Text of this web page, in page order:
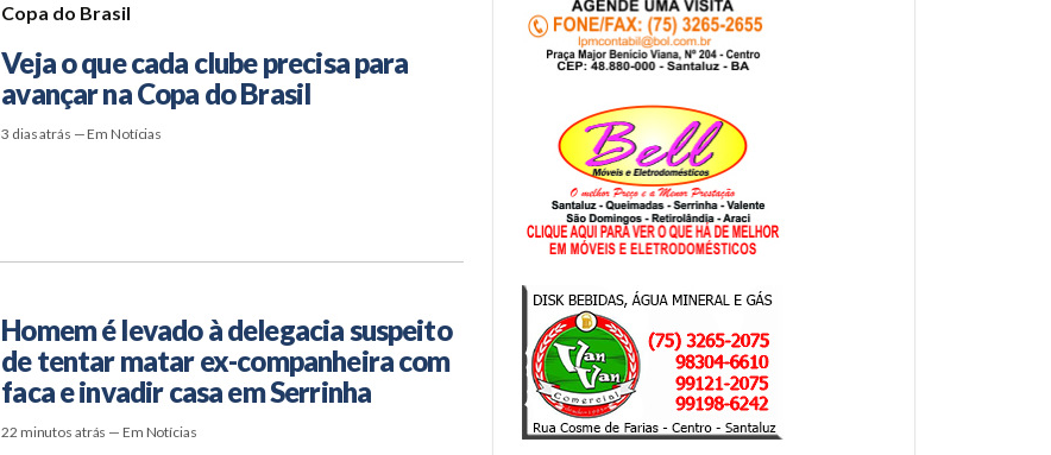
Copa do Brasil
Veja o que cada clube precisa para
avançar na Copa do Brasil
3 dias atrás — Em Notícias
Homem é levado à delegacia suspeito
de tentar matar ex-companheira com
faca e invadir casa em Serrinha
22 minutos atrás — Em Notícias